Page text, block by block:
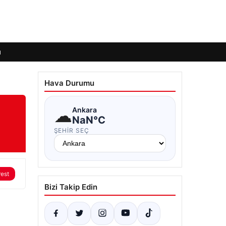
Hava Durumu
☁Ankara
NaN°C
ŞEHIR SEÇ
Bizi Takip Edin